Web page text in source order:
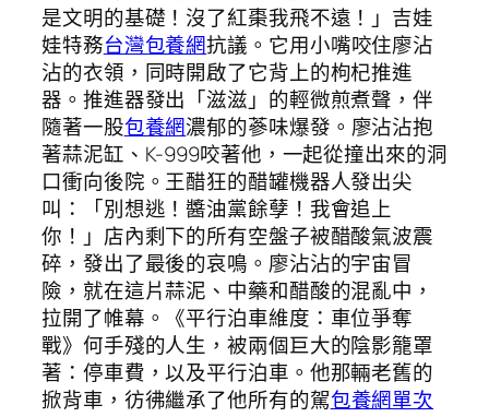
是文明的基礎！沒了紅棗我飛不遠！」吉娃
娃特務台灣包養網抗議。它用小嘴咬住廖沾
沾的衣領，同時開啟了它背上的枸杞推進
器。推進器發出「滋滋」的輕微煎煮聲，伴
隨著一股包養網濃郁的蔘味爆發。廖沾沾抱
著蒜泥缸、K-999咬著他，一起從撞出來的洞
口衝向後院。王醋狂的醋罐機器人發出尖
叫：「別想逃！醬油黨餘孽！我會追上
你！」店內剩下的所有空盤子被醋酸氣波震
碎，發出了最後的哀鳴。廖沾沾的宇宙冒
險，就在這片蒜泥、中藥和醋酸的混亂中，
拉開了帷幕。《平行泊車維度：車位爭奪
戰》何手殘的人生，被兩個巨大的陰影籠罩
著：停車費，以及平行泊車。他那輛老舊的
掀背車，彷彿繼承了他所有的駕包養網單次